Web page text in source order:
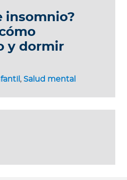
, Salud mental
insomnio?
y dormir